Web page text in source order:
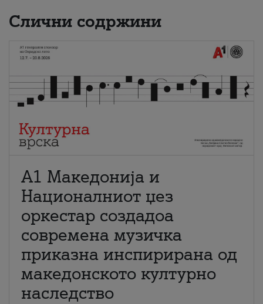
Слични содржини
А1 Македонија и
Националниот џез
оркестар создадоа
современа музичка
приказна инспирирана од
македонското културно
наследство